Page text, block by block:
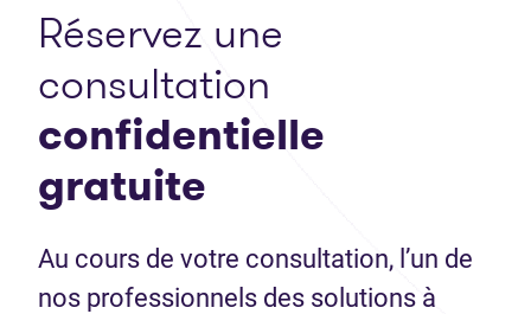
Réservez une
consultation
confidentielle
gratuite
Au cours de votre consultation, l’un de
nos professionnels des solutions à